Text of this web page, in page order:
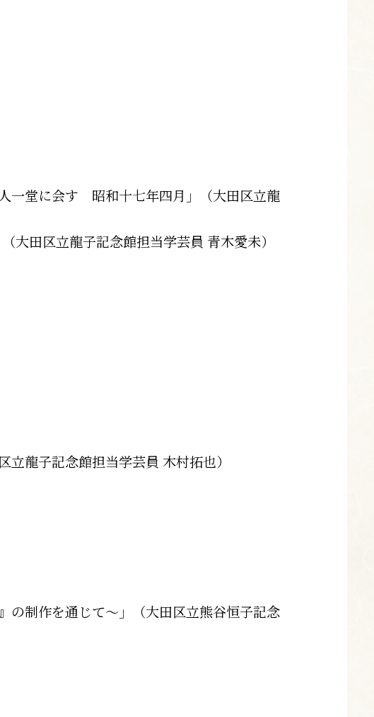
一堂に会す 昭和十七年四月」（大田区立龍
大田区立龍子記念館担当学芸員 青木愛未）
立龍子記念館担当学芸員 木村拓也）
の制作を通じて～」（大田区立熊谷恒子記念